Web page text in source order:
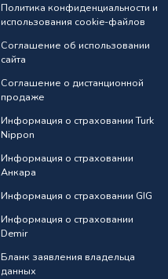
Политика конфиденциальности и
использования cookie-файлов
Соглашение об использовании
сайта
Соглашение о дистанционной
продаже
Информация о страховании Turk
Nippon
Информация о страховании
Анкарa
Информация о страховании GIG
Информация о страховании
Demir
Бланк заявления владельца
данных